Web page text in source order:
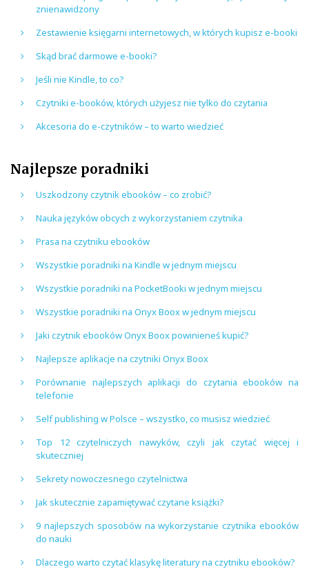
znienawidzony
Zestawienie księgarni internetowych, w których kupisz e-booki
Skąd brać darmowe e-booki?
Jeśli nie Kindle, to co?
Czytniki e-booków, których użyjesz nie tylko do czytania
Akcesoria do e-czytników – to warto wiedzieć
Najlepsze poradniki
Uszkodzony czytnik ebooków – co zrobić?
Nauka języków obcych z wykorzystaniem czytnika
Prasa na czytniku ebooków
Wszystkie poradniki na Kindle w jednym miejscu
Wszystkie poradniki na PocketBooki w jednym miejscu
Wszystkie poradniki na Onyx Boox w jednym miejscu
Jaki czytnik ebooków Onyx Boox powinieneś kupić?
Najlepsze aplikacje na czytniki Onyx Boox
Porównanie najlepszych aplikacji do czytania ebooków na
telefonie
Self publishing w Polsce – wszystko, co musisz wiedzieć
Top 12 czytelniczych nawyków, czyli jak czytać więcej i
skuteczniej
Sekrety nowoczesnego czytelnictwa
Jak skutecznie zapamiętywać czytane książki?
9 najlepszych sposobów na wykorzystanie czytnika ebooków
do nauki
Dlaczego warto czytać klasykę literatury na czytniku ebooków?